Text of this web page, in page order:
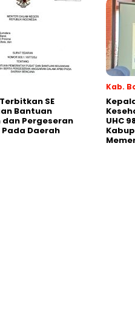
SE
Bantuan
dan Pergeseran
Daerah
Kab.
UHC